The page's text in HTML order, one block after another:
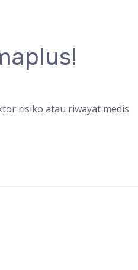
risiko atau riwayat medis